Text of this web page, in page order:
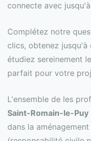
connecte avec
Complétez notre
clics, obtenez jusqu'à
étudiez sereinement
parfait pour votre
L'ensemble de les
Saint-Romain-le-Puy
dans la